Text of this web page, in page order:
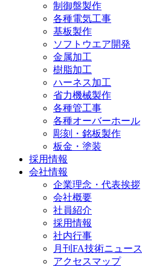
制御盤製作
各種電気工事
基板製作
ソフトウエア開発
金属加工
樹脂加工
ハーネス加工
省力機械製作
各種管工事
各種オーバーホール
彫刻・銘板製作
板金・塗装
採用情報
会社情報
企業理念・代表挨拶
会社概要
社員紹介
採用情報
社内行事
月刊FA技術ニュース
アクセスマップ